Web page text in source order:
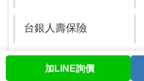
股票查詢
台銀人壽保險
永豐投信
加LINE詢價